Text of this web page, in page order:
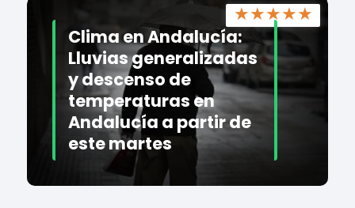
★★★★★
Clima en Andalucía:
Lluvias generalizadas
y descenso de
temperaturas en
Andalucía a partir de
este martes